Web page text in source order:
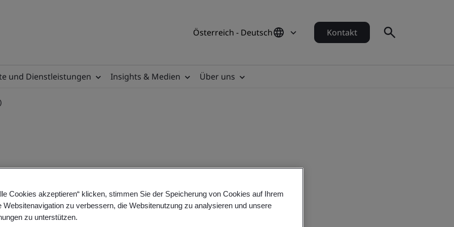
Österreich - Deutsch Kontakt
und Dienstleistungen Insights & Medien Über uns
(English course)
Cookies akzeptieren“ klicken, stimmen Sie der Speicherung von Cookies auf Ihrem
Websitenavigation zu verbessern, die Websitenutzung zu analysieren und unsere
zu unterstützen.